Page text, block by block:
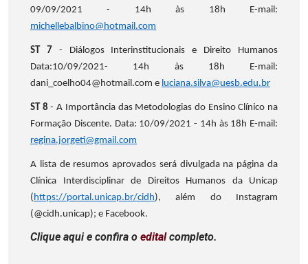
09/09/2021 - 14h às 18h E-mail:
michellebalbino@hotmail.com
ST 7 - Diálogos Interinstitucionais e Direito Humanos
Data:10/09/2021- 14h às 18h E-mail:
dani_coelho04@hotmail.com e luciana.silva@uesb.edu.br
ST 8- A Importância das Metodologias do Ensino Clínico na
Formação Discente. Data: 10/09/2021 - 14h às 18h E-mail:
regina.jorgeti@gmail.com
A lista de resumos aprovados será divulgada na página da
Clínica Interdisciplinar de Direitos Humanos da Unicap
(https://portal.unicap.br/cidh), além do Instagram
(@cidh.unicap); e Facebook.
Clique aqui e confira o editalcompleto.